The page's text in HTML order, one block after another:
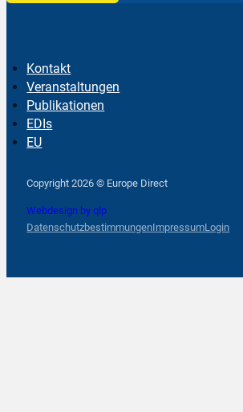
Kontakt
Veranstaltungen
Publikationen
EDIs
EU
Copyright 2026 © Europe Direct
Webdesign by qlp
DatenschutzbestimmungenImpressumLogin